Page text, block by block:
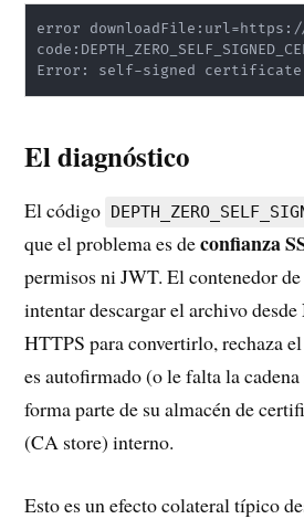
error
Error: self-signed certificate
El diagnóstico
El código
que el problema es deconfianza
permisos ni JWT. El contenedor
intentar descargar el archivo
HTTPS para convertirlo, rechaza
es autofirmado (o le falta la
forma parte de su almacén de
(CA store) interno.
Esto es un efecto colateral típico